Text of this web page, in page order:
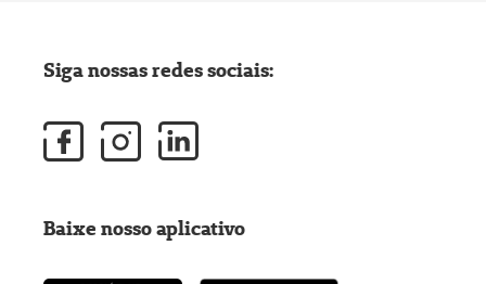
Siga nossas redes sociais:
Baixe nosso aplicativo